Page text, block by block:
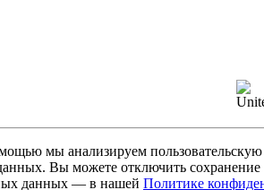
мы анализируем
Вы можете отключить
данных — в нашей Политике